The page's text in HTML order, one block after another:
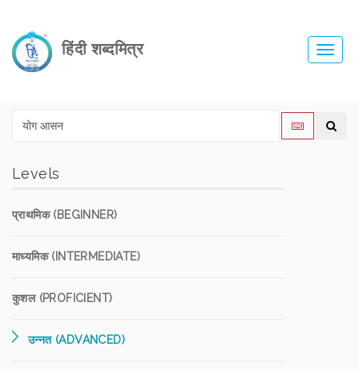
हिंदी शब्दमित्र
Levels
प्राथमिक (BEGINNER)
माध्यमिक (INTERMEDIATE)
कुशल (PROFICIENT)
उन्नत (ADVANCED)